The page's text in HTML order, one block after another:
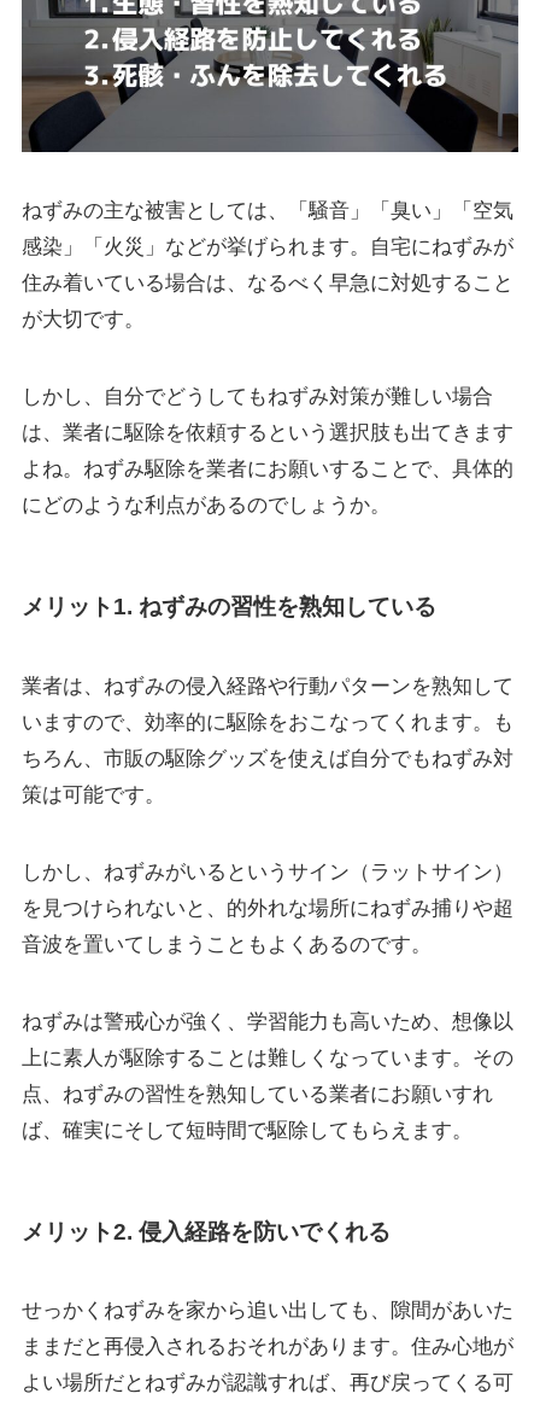
ねずみの主な被害としては、
「騒音」「臭い」「空気
感染」「火災」 などが挙げられます。自宅にねずみが
住み着いている場合は、なるべく早急に対処すること
が大切です。
しかし、自分でどうしてもねずみ対策が難しい場合
は、業者に駆除を依頼するという選択肢も出てきます
よね。ねずみ駆除を業者にお願いすることで、具体的
にどのような利点があるのでしょうか。
メリット1. ねずみの習性を熟知している
業者は、ねずみの侵入経路や行動パターンを熟知 して
いますので、効率的に駆除をおこなってくれます。も
ちろん、市販の駆除グッズを使えば自分でもねずみ対
策は可能です。
しかし、ねずみがいるというサイン（ラットサイン）
を見つけられないと、的外れな場所にねずみ捕りや超
音波を置いてしまうこともよくあるのです。
ねずみは警戒心が強く、学習能力も高いため、想像以
上に素人が駆除することは難しくなっています。その
点、ねずみの習性を熟知している業者にお願いすれ
ば、確実にそして短時間で駆除してもらえます。
メリット2. 侵入経路を防いでくれる
せっかくねずみを家から追い出しても、隙間があいた
ままだと再侵入されるおそれがあります。住み心地が
よい場所だとねずみが認識すれば、再び戻ってくる可